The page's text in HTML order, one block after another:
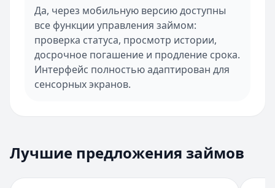
Да, через мобильную версию доступны
все функции управления займом:
проверка статуса, просмотр истории,
досрочное погашение и продление срока.
Интерфейс полностью адаптирован для
сенсорных экранов.
Лучшие предложения займов